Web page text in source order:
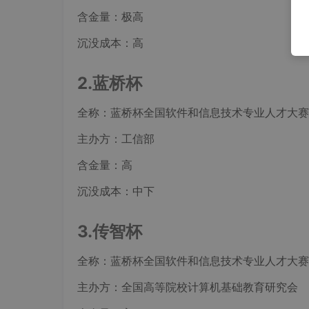
含金量：极高
沉没成本：高
2.蓝桥杯
全称：蓝桥杯全国软件和信息技术专业人才大赛
主办方：工信部
含金量：高
沉没成本：中下
3.传智杯
全称：蓝桥杯全国软件和信息技术专业人才大赛
主办方：全国高等院校计算机基础教育研究会